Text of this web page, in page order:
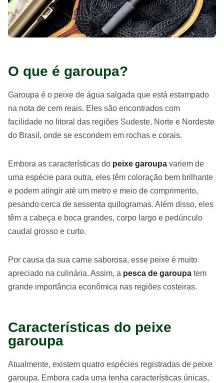
O que é garoupa?
Garoupa é o peixe de água salgada que está estampado
na nota de cem reais. Eles são encontrados com
facilidade no litoral das regiões Sudeste, Norte e Nordeste
do Brasil, onde se escondem em rochas e corais.
Embora as características do peixe garoupa variem de
uma espécie para outra, eles têm coloração bem brilhante
e podem atingir até um metro e meio de comprimento,
pesando cerca de sessenta quilogramas. Além disso, eles
têm a cabeça e boca grandes, corpo largo e pedúnculo
caudal grosso e curto.
Por causa da sua carne saborosa, esse peixe é muito
apreciado na culinária. Assim, a pesca de garoupa tem
grande importância econômica nas regiões costeiras.
Características do peixe
garoupa
Atualmente, existem quatro espécies registradas de peixe
garoupa. Embora cada uma tenha características únicas,